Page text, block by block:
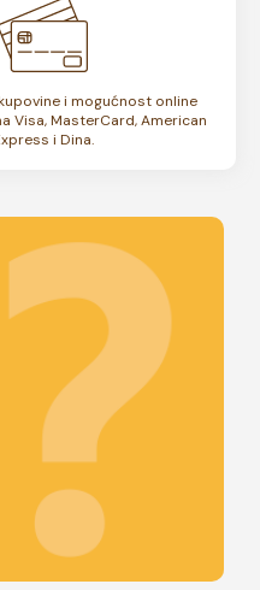
i mogućnost online
Visa, MasterCard, American
i Dina.